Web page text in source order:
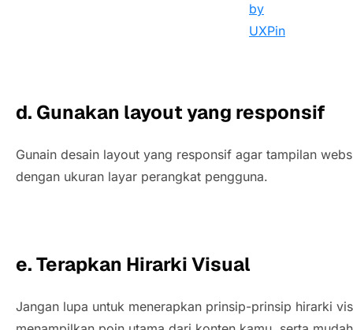
by
UXPin
d. Gunakan layout yang responsif
Gunain desain layout yang responsif agar tampilan
dengan ukuran layar perangkat pengguna.
e. Terapkan Hirarki Visual
Jangan lupa untuk menerapkan prinsip-prinsip hirarki